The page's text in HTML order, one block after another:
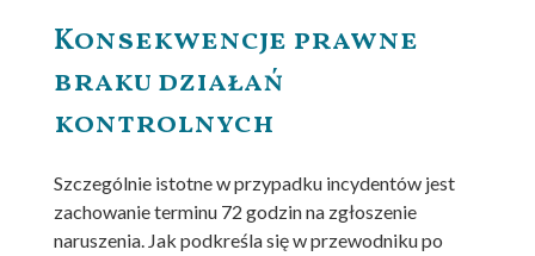
Konsekwencje prawne
braku działań
kontrolnych
Szczególnie istotne w przypadku incydentów jest
zachowanie terminu 72 godzin na zgłoszenie
naruszenia. Jak podkreśla się w przewodniku po